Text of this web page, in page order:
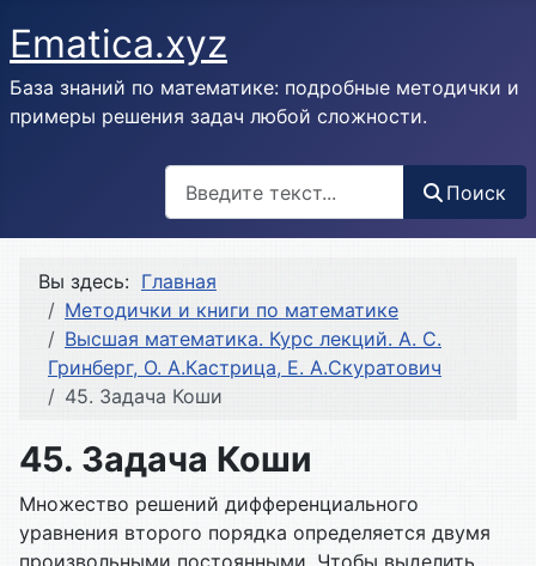
Ematica.xyz
База знаний по математике: подробные методички и
примеры решения задач любой сложности.
Поиск
Вы здесь: Главная
Методички и книги по математике
Высшая математика. Курс лекций. А. С.
Гринберг, О. А.Кастрица, Е. А.Скуратович
45. Задача Коши
45. Задача Коши
Множество решений дифференциального
уравнения второго порядка определяется двумя